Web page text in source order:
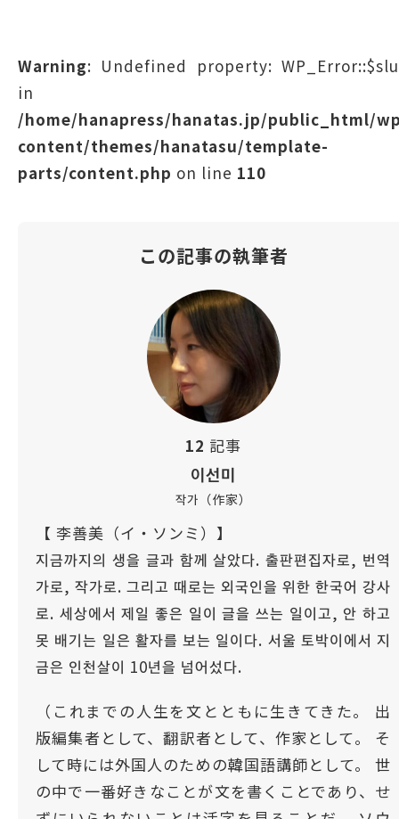
Warning: Undefined property:
in
/home/hanapress/hanatas.jp/public_html/
content/themes/hanatasu/template-
parts/content.php on line 110
この記事の執筆者
12 記事
이선미
작가（作家）
【 李善美（イ・ソンミ）】
지금까지의 생을 글과 함께 살았다. 출판편집자로, 번역
가로, 작가로. 그리고 때로는 외국인을 위한 한국어 강사
로. 세상에서 제일 좋은 일이 글을 쓰는 일이고, 안 하고
못 배기는 일은 활자를 보는 일이다. 서울 토박이에서 지
금은 인천살이 10년을 넘어섰다.
（これまでの人生を文とともに生きてきた。 出
版編集者として、翻訳者として、作家として。 そ
して時には外国人のための韓国語講師として。 世
の中で一番好きなことが文を書くことであり、せ